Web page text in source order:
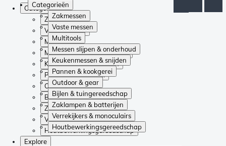
Categorieën
Zakmessen
Vaste messen
Multitools
Messen slijpen & onderhoud
Keukenmessen & snijden
Pannen & kookgerei
Outdoor & gear
Bijlen & tuingereedschap
Zaklampen & batterijen
Verrekijkers & monoculairs
Houtbewerkingsgereedschap
Categorieën
Zakmessen
Vaste messen
Multitools
Messen slijpen & onderhoud
Keukenmessen & snijden
Pannen & kookgerei
Outdoor & gear
Bijlen & tuingereedschap
Zaklampen & batterijen
Verrekijkers & monoculairs
Houtbewerkingsgereedschap
Explore